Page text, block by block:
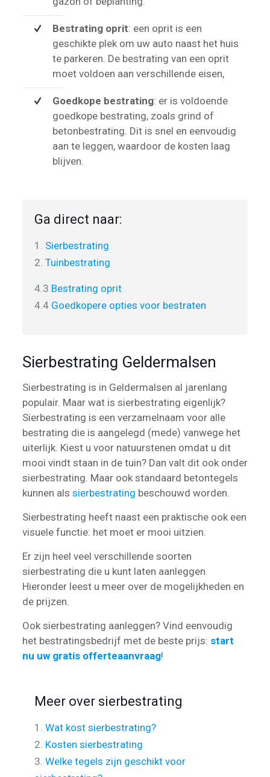
Bestrating oprit: een oprit is een
geschikte plek om uw auto naast het huis
te parkeren. De bestrating van een oprit
moet voldoen aan verschillende eisen,
Goedkope bestrating: er is voldoende
goedkope bestrating, zoals grind of
betonbestrating. Dit is snel en eenvoudig
aan te leggen, waardoor de kosten laag
blijven.
Ga direct naar:
1. Sierbestrating
2. Tuinbestrating
4.3 Bestrating oprit
4.4 Goedkopere opties voor bestraten
Sierbestrating Geldermalsen
Sierbestrating is in Geldermalsen al jarenlang
populair. Maar wat is sierbestrating eigenlijk?
Sierbestrating is een verzamelnaam voor alle
bestrating die is aangelegd (mede) vanwege het
uiterlijk. Kiest u voor natuurstenen omdat u dit
mooi vindt staan in de tuin? Dan valt dit ook onder
sierbestrating. Maar ook standaard betontegels
kunnen als sierbestrating beschouwd worden.
Sierbestrating heeft naast een praktische ook een
visuele functie: het moet er mooi uitzien.
Er zijn heel veel verschillende soorten
sierbestrating die u kunt laten aanleggen.
Hieronder leest u meer over de mogelijkheden en
de prijzen.
Ook sierbestrating aanleggen? Vind eenvoudig
het bestratingsbedrijf met de beste prijs: start
nu uw gratis offerteaanvraag!
Meer over sierbestrating
1. Wat kost sierbestrating?
2. Kosten sierbestrating
3. Welke tegels zijn geschikt voor